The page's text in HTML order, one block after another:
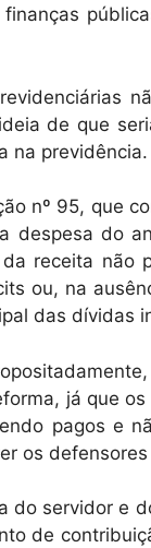
de que
na previdência.
nº 95, que
despesa do
receita não
ou, na
das dívidas
já que
pagos e
os
servidor e
de